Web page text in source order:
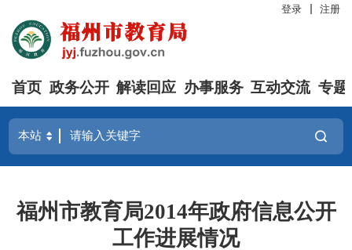
登录 注册
首页 政务公开 解读回应 办事服务 互动交流 专题
福州市教育局2014年政府信息公开
工作进展情况